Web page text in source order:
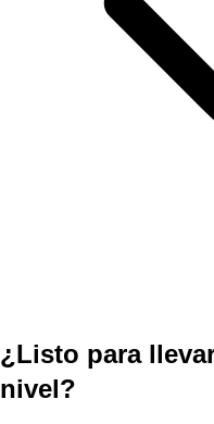
¿Listo para
nivel?